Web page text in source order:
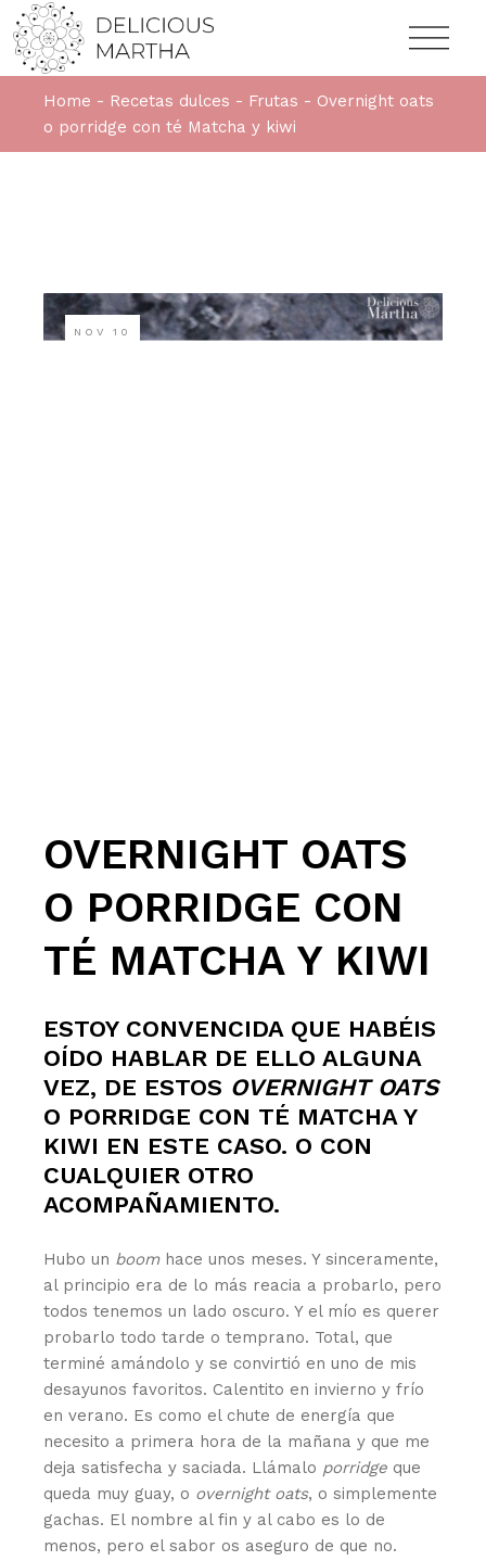
Home Recetas dulces Frutas
Overnight oats
o porridge con té Matcha y kiwi
NOV 10
OVERNIGHT OATS
O PORRIDGE CON
TÉ MATCHA Y KIWI
ESTOY CONVENCIDA QUE HABÉIS
OÍDO HABLAR DE ELLO ALGUNA
VEZ, DE ESTOS OVERNIGHT OATS
O PORRIDGE CON TÉ MATCHA Y
KIWI EN ESTE CASO. O CON
CUALQUIER OTRO
ACOMPAÑAMIENTO.
Hubo un boomhace unos meses. Y sinceramente,
al principio era de lo más reacia a probarlo, pero
todos tenemos un lado oscuro. Y el mío es querer
probarlo todo tarde o temprano. Total, que
terminé amándolo y se convirtió en uno de mis
desayunos favoritos. Calentito en invierno y frío
en verano. Es como el chute de energía que
necesito a primera hora de la mañana y que me
deja satisfecha y saciada. Llámalo porridge que
queda muy guay, o overnight oats, o simplemente
gachas. El nombre al fin y al cabo es lo de
menos, pero el sabor os aseguro de que no.